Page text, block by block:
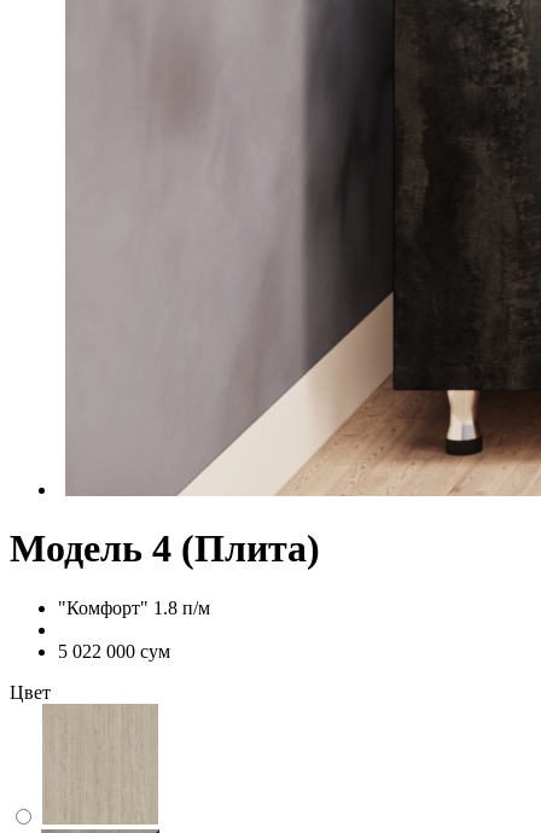
Модель 4 (Плита)
"Комфорт" 1.8 п/м
5 022 000 сум
Цвет